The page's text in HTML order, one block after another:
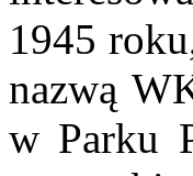
1945
nazwą
w Parku